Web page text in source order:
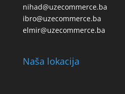
nihad@uzecommerce.ba
ibro@uzecommerce.ba
elmir@uzecommerce.ba
Naša lokacija